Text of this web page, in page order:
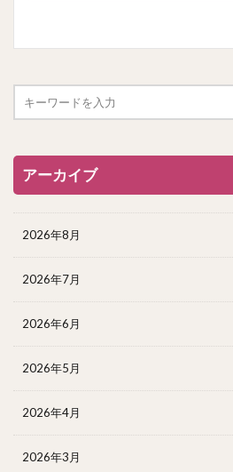
アーカイブ
2026年8月
2026年7月
2026年6月
2026年5月
2026年4月
2026年3月